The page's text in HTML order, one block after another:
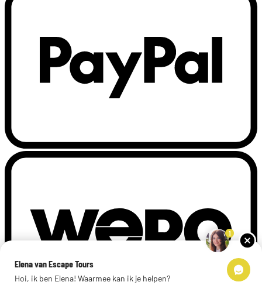
1
Elena van Escape Tours
Hoi, ik ben Elena! Waarmee kan ik je helpen?